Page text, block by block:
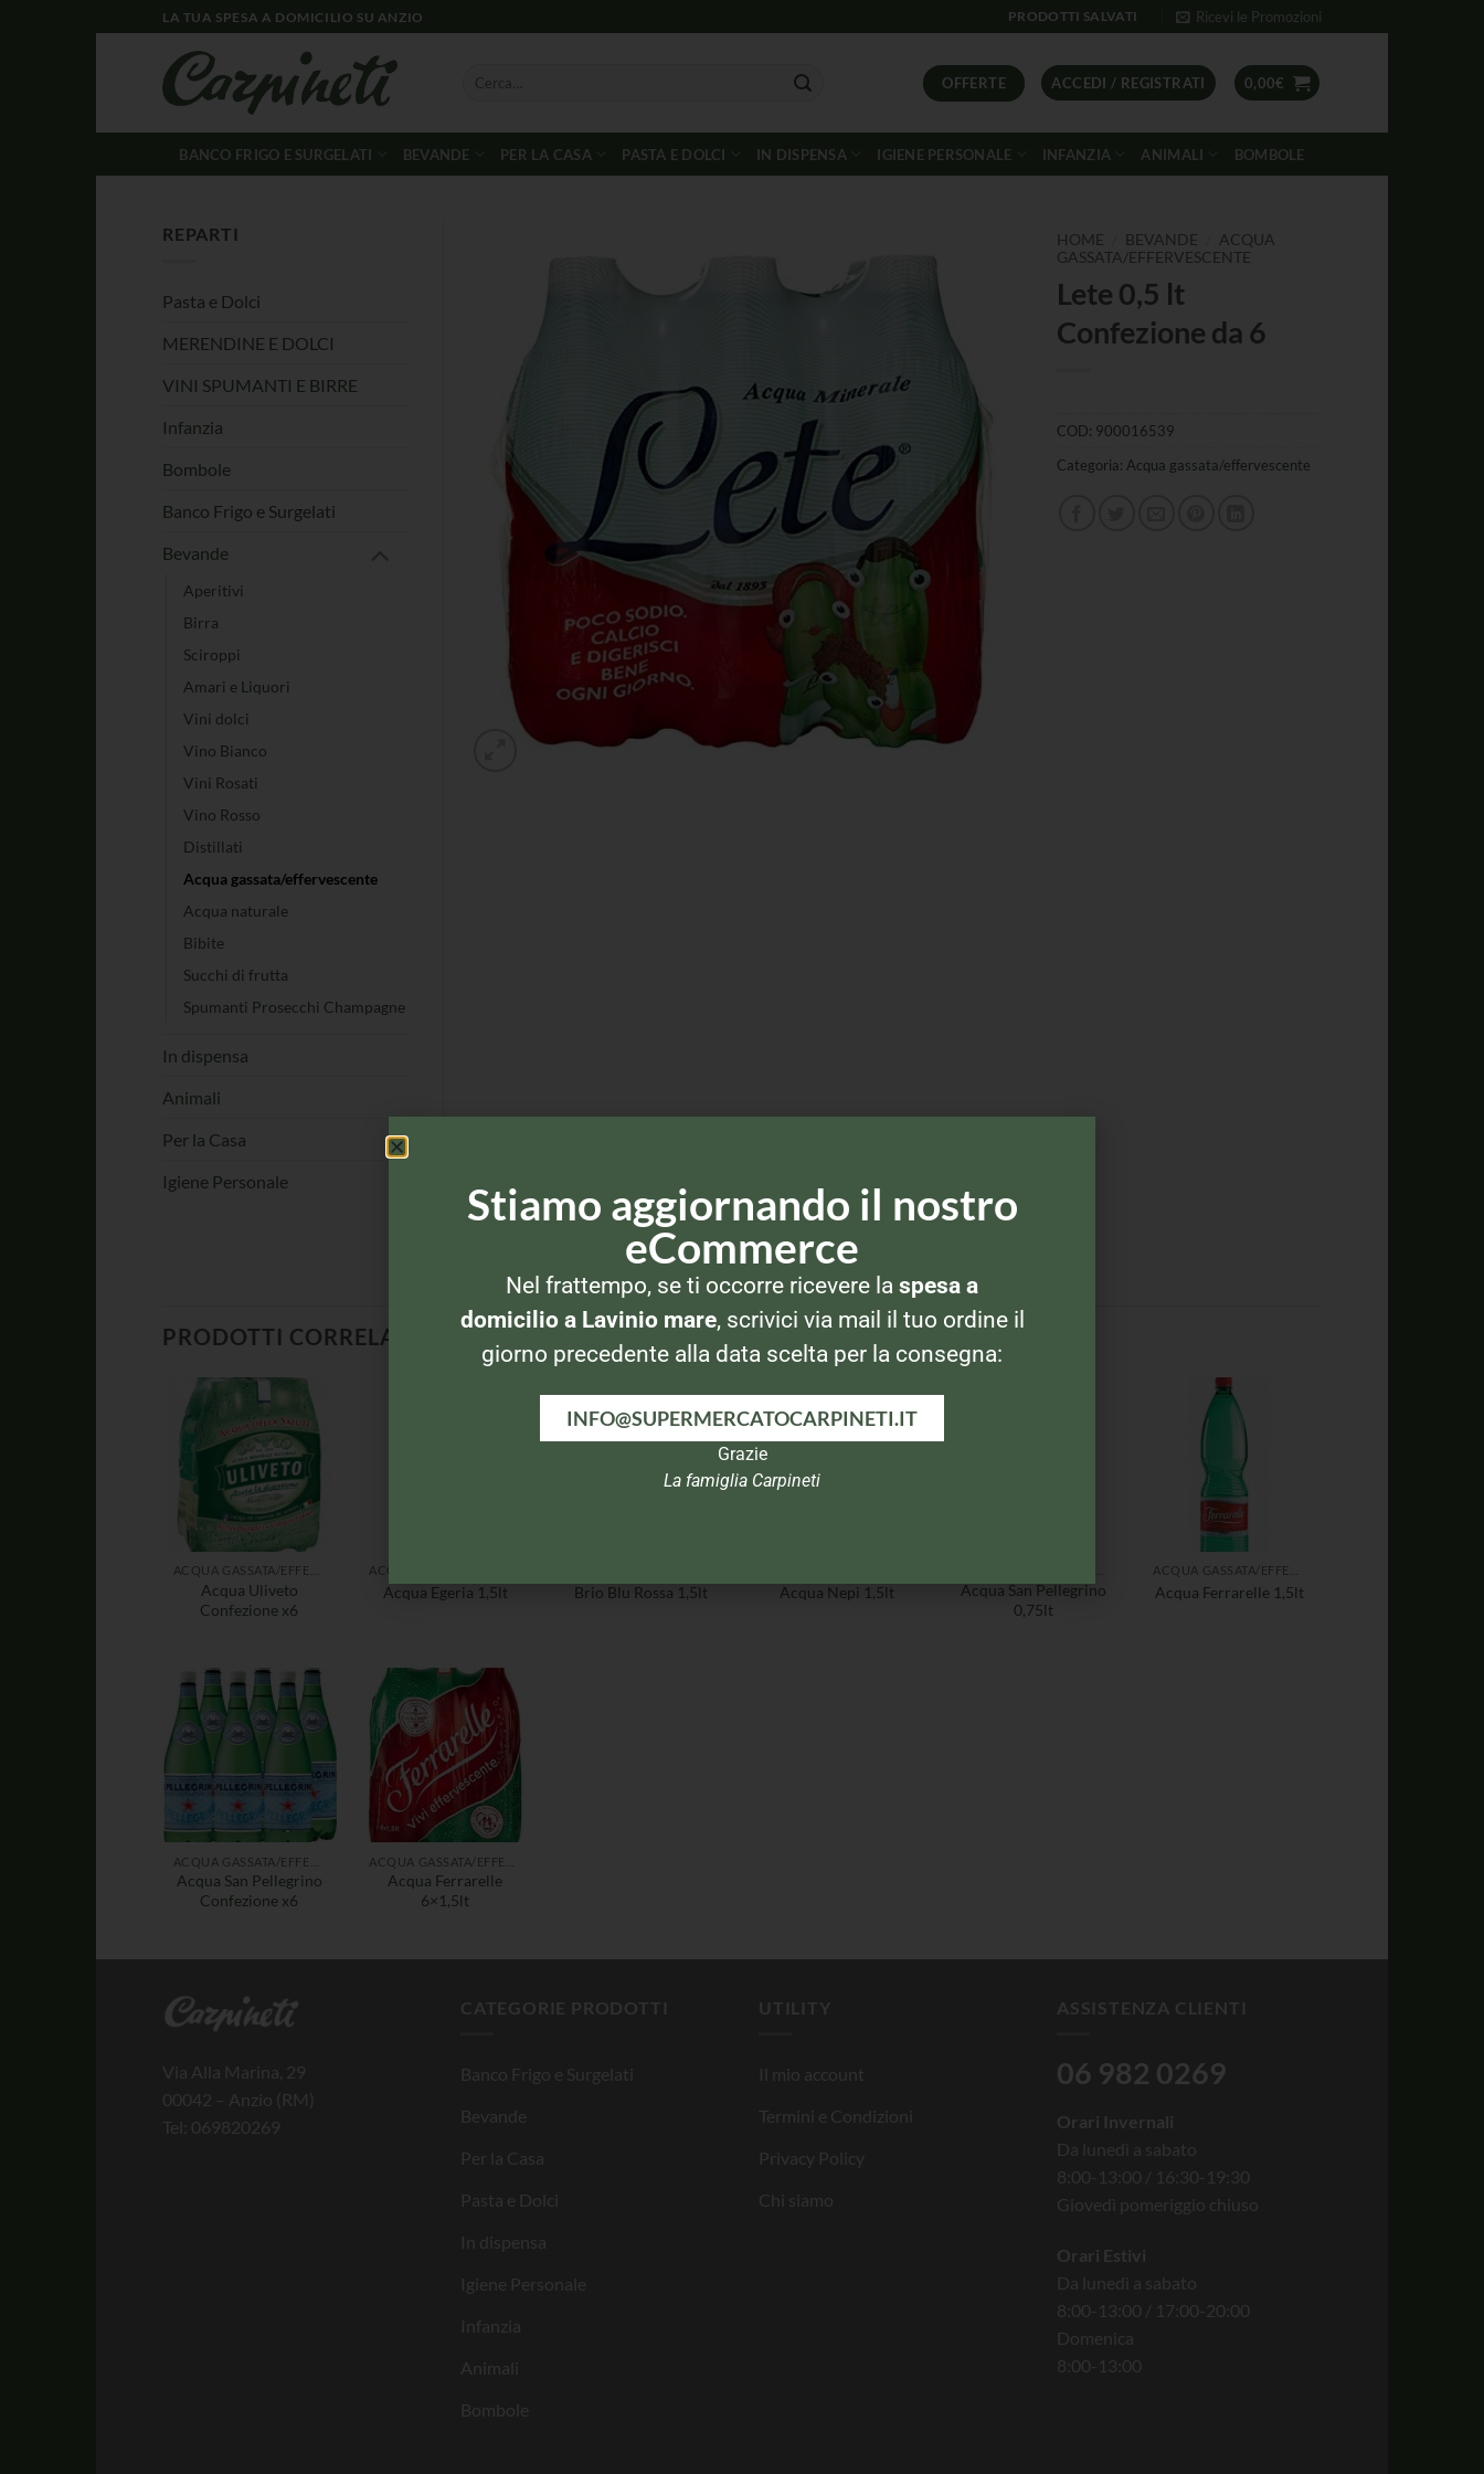
LA TUA SPESA A DOMICILIO SU ANZIO PRODOTTI SALVATI Ricevi le Promozioni
OFFERTE ACCEDI / REGISTRATI 0,00€
BANCO FRIGO E SURGELATI BEVANDE PER LA CASA PASTA E DOLCI IN DISPENSA IGIENE PERSONALE INFANZIA ANIMALI BOMBOLE
HOME BEVANDE
ACQUA
GASSATA/EFFERVESCENTE
Lete 0,5 lt
Confezione da 6
COD: 900016539
Categoria: Acqua gassata/effervescente
REPARTI
Pasta e Dolci
MERENDINE E DOLCI
VINI SPUMANTI E BIRRE
Infanzia
Bombole
Banco Frigo e Surgelati
Bevande
Aperitivi
Birra
Sciroppi
Amari e Liquori
Vini dolci
Vino Bianco
Vini Rosati
Vino Rosso
Distillati
Acqua gassata/effervescente
Acqua naturale
Bibite
Succhi di frutta
Spumanti Prosecchi Champagne
In dispensa
Animali
Per la Casa
Igiene Personale
PRODOTTI CORRELATI
Acqua Uliveto
Confezione x6
Acqua Egeria 1,5lt Brio Blu Rossa 1,5lt Acqua Nepi 1,5lt
Acqua San Pellegrino
0,75lt
Acqua Ferrarelle 1,5lt
Acqua San Pellegrino
Confezione x6
Acqua Ferrarelle
6×1,5lt
Via Alla Marina, 29
00042 – Anzio (RM)
Tel: 069820269
CATEGORIE PRODOTTI
Banco Frigo e Surgelati
Bevande
Per la Casa
Pasta e Dolci
In dispensa
Igiene Personale
Infanzia
Animali
Bombole
UTILITY
Il mio account
Termini e Condizioni
Privacy Policy
Chi siamo
ASSISTENZA CLIENTI
06 982 0269
Orari Invernali
Da lunedì a sabato
8:00-13:00 / 16:30-19:30
Giovedì pomeriggio chiuso
Orari Estivi
Da lunedì a sabato
8:00-13:00 / 17:00-20:00
Domenica
8:00-13:00
Stiamo aggiornando il nostro
eCommerce
Nel frattempo, se ti occorre ricevere la spesa a
domicilio a Lavinio mare, scrivici via mail il tuo ordine il
giorno precedente alla data scelta per la consegna:
INFO@SUPERMERCATOCARPINETI.IT
Grazie
La famiglia Carpineti